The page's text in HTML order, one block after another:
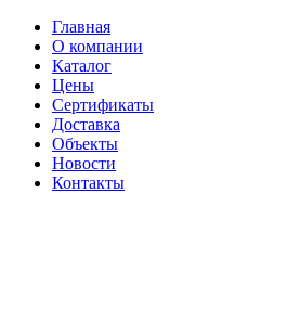
Главная
О компании
Каталог
Цены
Сертификаты
Доставка
Объекты
Новости
Контакты